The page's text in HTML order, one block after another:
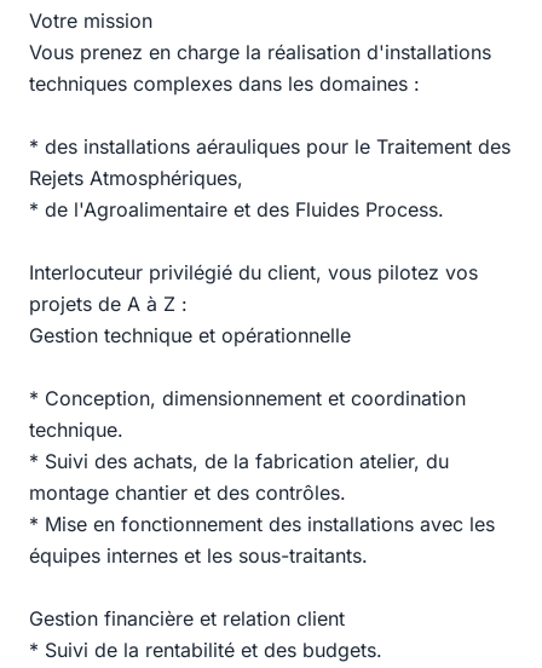
Votre mission
Vous prenez en charge la réalisation d'installations
techniques complexes dans les domaines :
* des installations aérauliques pour le Traitement des
Rejets Atmosphériques,
* de l'Agroalimentaire et des Fluides Process.
Interlocuteur privilégié du client, vous pilotez vos
projets de A à Z :
Gestion technique et opérationnelle
* Conception, dimensionnement et coordination
technique.
* Suivi des achats, de la fabrication atelier, du
montage chantier et des contrôles.
* Mise en fonctionnement des installations avec les
équipes internes et les sous-traitants.
Gestion financière et relation client
* Suivi de la rentabilité et des budgets.